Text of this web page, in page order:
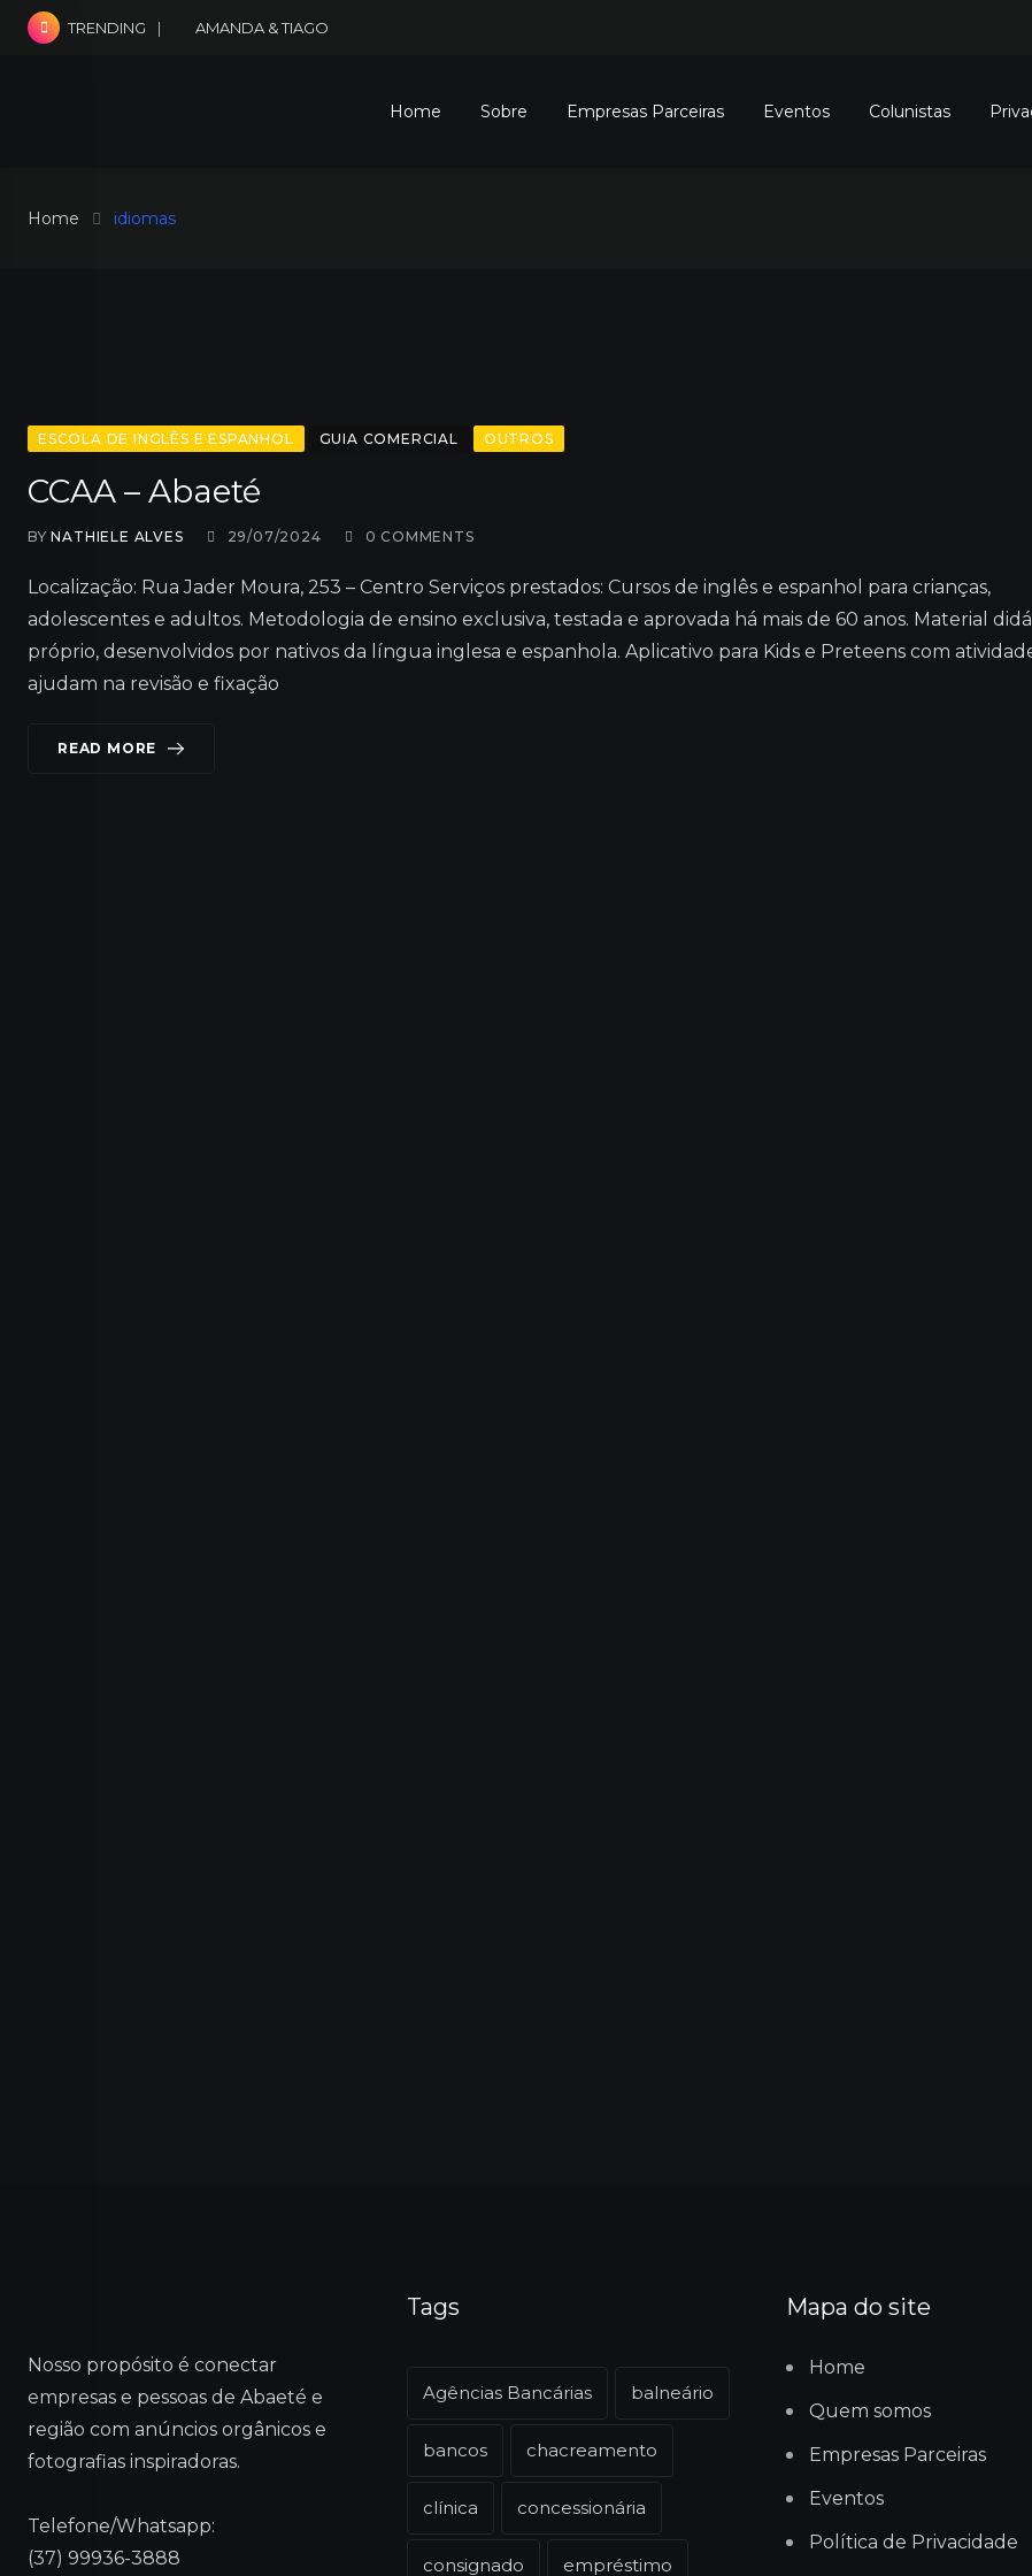
Skip
TRENDING AMANDA & TIAGO
Home Sobre Empresas Parceiras Eventos Colunistas
Home idiomas
ESCOLA DE INGLÊS E ESPANHOL GUIA COMERCIAL OUTROS
CCAA – Abaeté
BYNATHIELE ALVES 29/07/2024 0 COMMENTS
Localização: Rua Jader Moura, 253 – Centro Serviços prestados: Cursos de inglês e espanhol para crianças,
adolescentes e adultos. Metodologia de ensino exclusiva, testada e aprovada há mais de 60 anos. Material
próprio, desenvolvidos por nativos da língua inglesa e espanhola. Aplicativo para Kids e Preteens com
ajudam na revisão e fixação
READ MORE
Nosso propósito é conectar
empresas e pessoas de Abaeté e
região com anúncios orgânicos e
fotografias inspiradoras.
Telefone/Whatsapp:
(37) 99936-3888
Tags
Agências Bancárias balneário
bancos chacreamento
clínica concessionária
consignado empréstimo
Mapa do site
Home
Quem somos
Empresas Parceiras
Eventos
Política de Privacidade